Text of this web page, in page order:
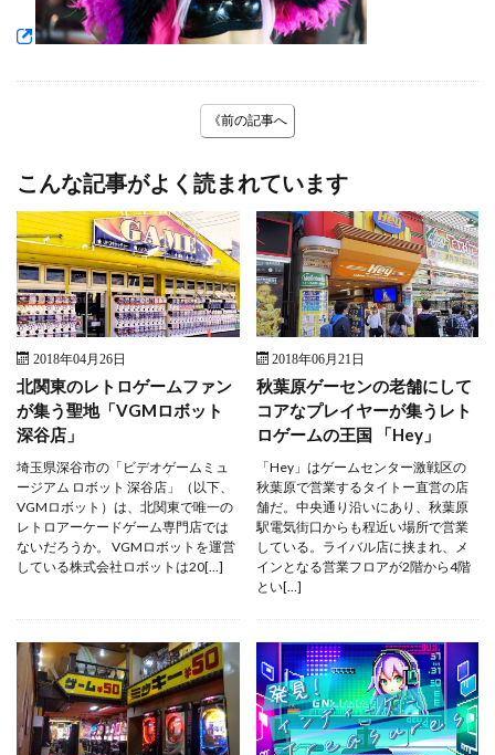
《前の記事へ
こんな記事がよく読まれています
2018年04月26日
北関東のレトロゲームファン
が集う聖地「VGMロボット
深谷店」
埼玉県深谷市の「ビデオゲームミュ
ージアム ロボット 深谷店」（以下、
VGMロボット）は、北関東で唯一の
レトロアーケードゲーム専門店では
ないだろうか。 VGMロボットを運営
している株式会社ロボットは20[…]
2018年06月21日
秋葉原ゲーセンの老舗にして
コアなプレイヤーが集うレト
ロゲームの王国 「Hey」
「Hey」はゲームセンター激戦区の
秋葉原で営業するタイトー直営の店
舗だ。中央通り沿いにあり、秋葉原
駅電気街口からも程近い場所で営業
している。ライバル店に挟まれ、メ
インとなる営業フロアが2階から4階
とい[…]